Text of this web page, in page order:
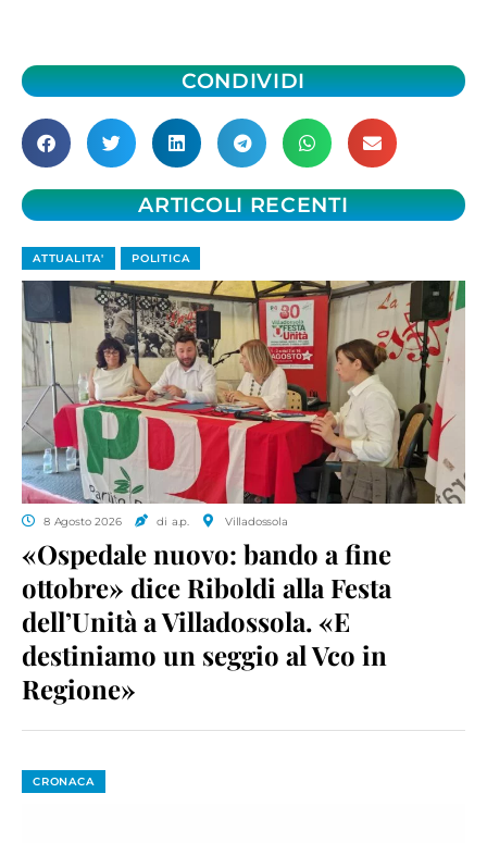
CONDIVIDI
ARTICOLI RECENTI
ATTUALITA' POLITICA
8 Agosto 2026 di a.p. Villadossola
«Ospedale nuovo: bando a fine
ottobre» dice Riboldi alla Festa
dell’Unità a Villadossola. «E
destiniamo un seggio al Vco in
Regione»
CRONACA